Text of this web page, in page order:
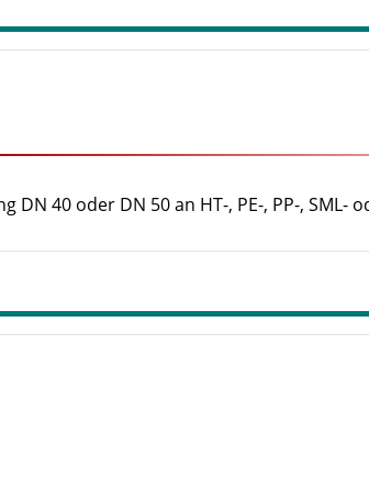
40 oder DN 50 an HT-, PE-, PP-, SML-